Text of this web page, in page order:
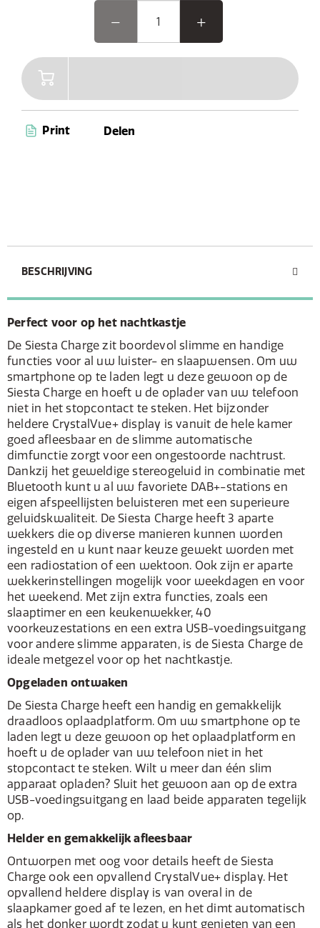
Print Delen
BESCHRIJVING
Perfect voor op het nachtkastje
De Siesta Charge zit boordevol slimme en handige
functies voor al uw luister- en slaapwensen. Om uw
smartphone op te laden legt u deze gewoon op de
Siesta Charge en hoeft u de oplader van uw telefoon
niet in het stopcontact te steken. Het bijzonder
heldere CrystalVue+ display is vanuit de hele kamer
goed afleesbaar en de slimme automatische
dimfunctie zorgt voor een ongestoorde nachtrust.
Dankzij het geweldige stereogeluid in combinatie met
Bluetooth kunt u al uw favoriete DAB+-stations en
eigen afspeellijsten beluisteren met een superieure
geluidskwaliteit. De Siesta Charge heeft 3 aparte
wekkers die op diverse manieren kunnen worden
ingesteld en u kunt naar keuze gewekt worden met
een radiostation of een wektoon. Ook zijn er aparte
wekkerinstellingen mogelijk voor weekdagen en voor
het weekend. Met zijn extra functies, zoals een
slaaptimer en een keukenwekker, 40
voorkeuzestations en een extra USB-voedingsuitgang
voor andere slimme apparaten, is de Siesta Charge de
ideale metgezel voor op het nachtkastje.
Opgeladen ontwaken
De Siesta Charge heeft een handig en gemakkelijk
draadloos oplaadplatform. Om uw smartphone op te
laden legt u deze gewoon op het oplaadplatform en
hoeft u de oplader van uw telefoon niet in het
stopcontact te steken. Wilt u meer dan één slim
apparaat opladen? Sluit het gewoon aan op de extra
USB-voedingsuitgang en laad beide apparaten tegelijk
op.
Helder en gemakkelijk afleesbaar
Ontworpen met oog voor details heeft de Siesta
Charge ook een opvallend CrystalVue+ display. Het
opvallend heldere display is van overal in de
slaapkamer goed af te lezen, en het dimt automatisch
als het donker wordt zodat u kunt genieten van een